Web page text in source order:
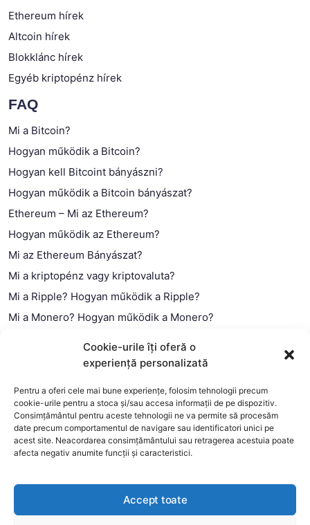
Cookie-urile îți oferă o
experiență personalizată
Pentru a oferi cele mai bune experiențe, folosim tehnologii precum
cookie-urile pentru a stoca și/sau accesa informații de pe dispozitiv.
Consimțământul pentru aceste tehnologii ne va permite să procesăm
date precum comportamentul de navigare sau identificatori unici pe
acest site. Neacordarea consimțământului sau retragerea acestuia poate
afecta negativ anumite funcții și caracteristici.
Accept toate
Ethereum hírek
Altcoin hírek
Blokklánc hírek
Egyéb kriptopénz hírek
FAQ
Mi a Bitcoin?
Hogyan működik a Bitcoin?
Hogyan kell Bitcoint bányászni?
Hogyan működik a Bitcoin bányászat?
Ethereum – Mi az Ethereum?
Hogyan működik az Ethereum?
Mi az Ethereum Bányászat?
Mi a kriptopénz vagy kriptovaluta?
Mi a Ripple? Hogyan működik a Ripple?
Mi a Monero? Hogyan működik a Monero?
Mi a blokklánc (technológia)?